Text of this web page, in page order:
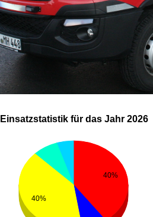
Einsatzstatistik für das Jahr 2026
40%
40%